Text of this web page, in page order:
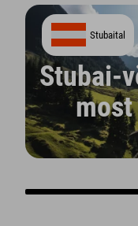
Stubaital
Stubai-